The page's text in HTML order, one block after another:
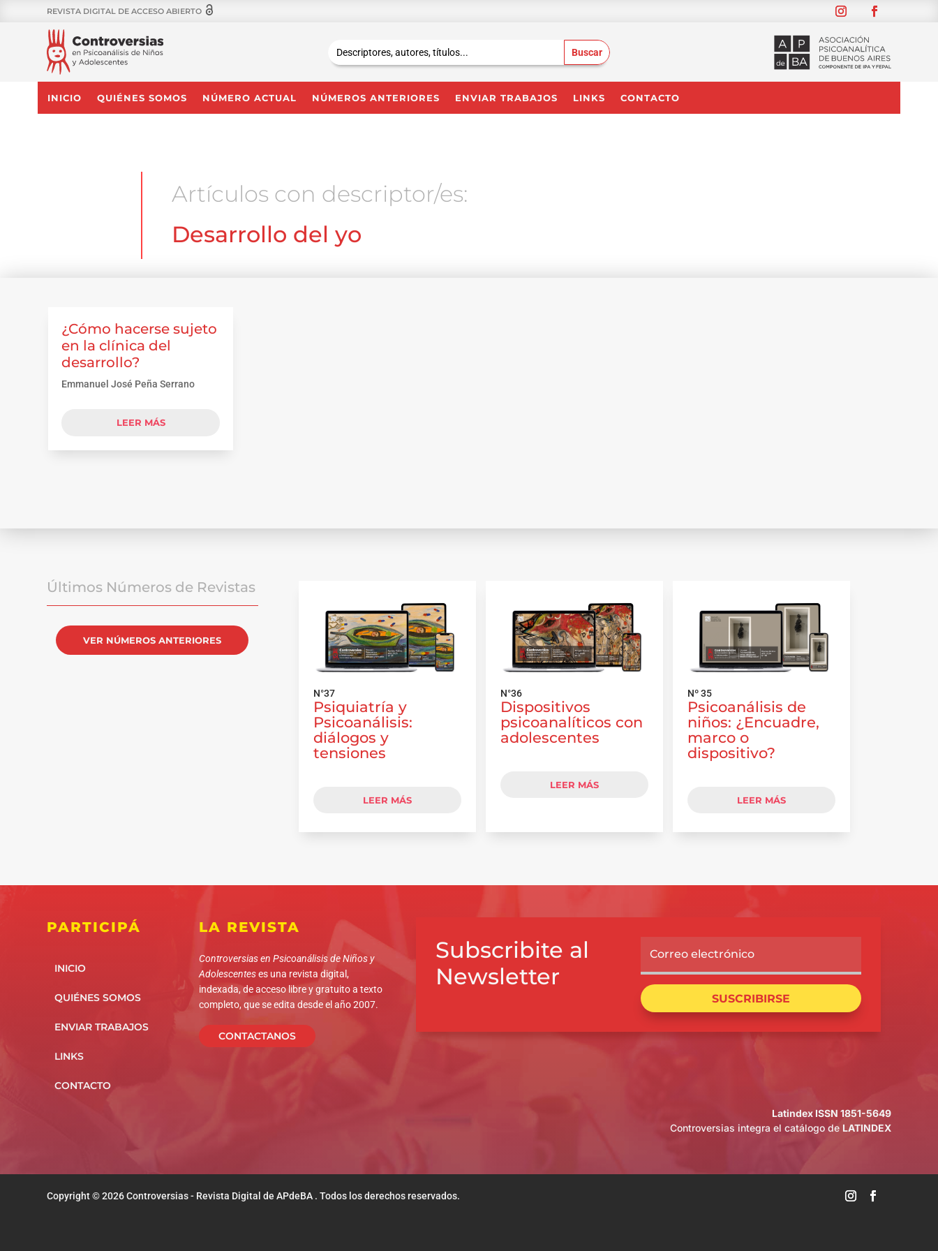
REVISTA DIGITAL DE ACCESO ABIERTO
INICIO QUIÉNES SOMOS NÚMERO ACTUAL NÚMEROS ANTERIORES ENVIAR TRABAJOS LINKS CONTACTO
Artículos con descriptor/es:
Desarrollo del yo
¿Cómo hacerse sujeto
en la clínica del
desarrollo?
Emmanuel José Peña Serrano
LEER MÁS
Últimos Números de Revistas
VER NÚMEROS ANTERIORES
N°37
Psiquiatría y
Psicoanálisis:
diálogos y
tensiones
LEER MÁS
N°36
Dispositivos
psicoanalíticos con
adolescentes
LEER MÁS
Nº 35
Psicoanálisis de
niños: ¿Encuadre,
marco o
dispositivo?
LEER MÁS
PARTICIPÁ
INICIO
QUIÉNES SOMOS
ENVIAR TRABAJOS
LINKS
CONTACTO
LA REVISTA
Controversias en Psicoanálisis de Niños y
Adolescenteses una revista digital,
indexada, de acceso libre y gratuito a texto
completo, que se edita desde el año 2007.
CONTACTANOS
Subscribite al
Newsletter
SUSCRIBIRSE
Latindex ISSN 1851-5649
Controversias integra el catálogo de LATINDEX
Copyright © 2026 Controversias - Revista Digital de APdeBA . Todos los derechos reservados.